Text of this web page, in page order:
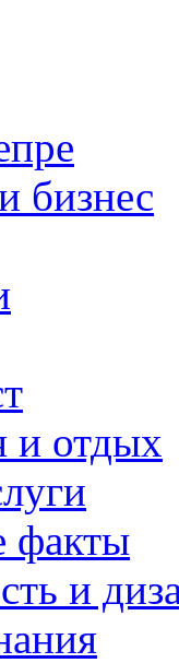
бизнес
и отдых
факты
и